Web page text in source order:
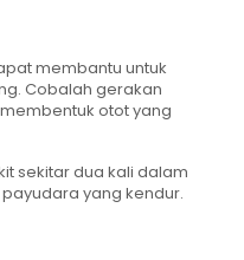
membantu untuk
Cobalah gerakan
otot yang
sekitar dua kali dalam
yang kendur.